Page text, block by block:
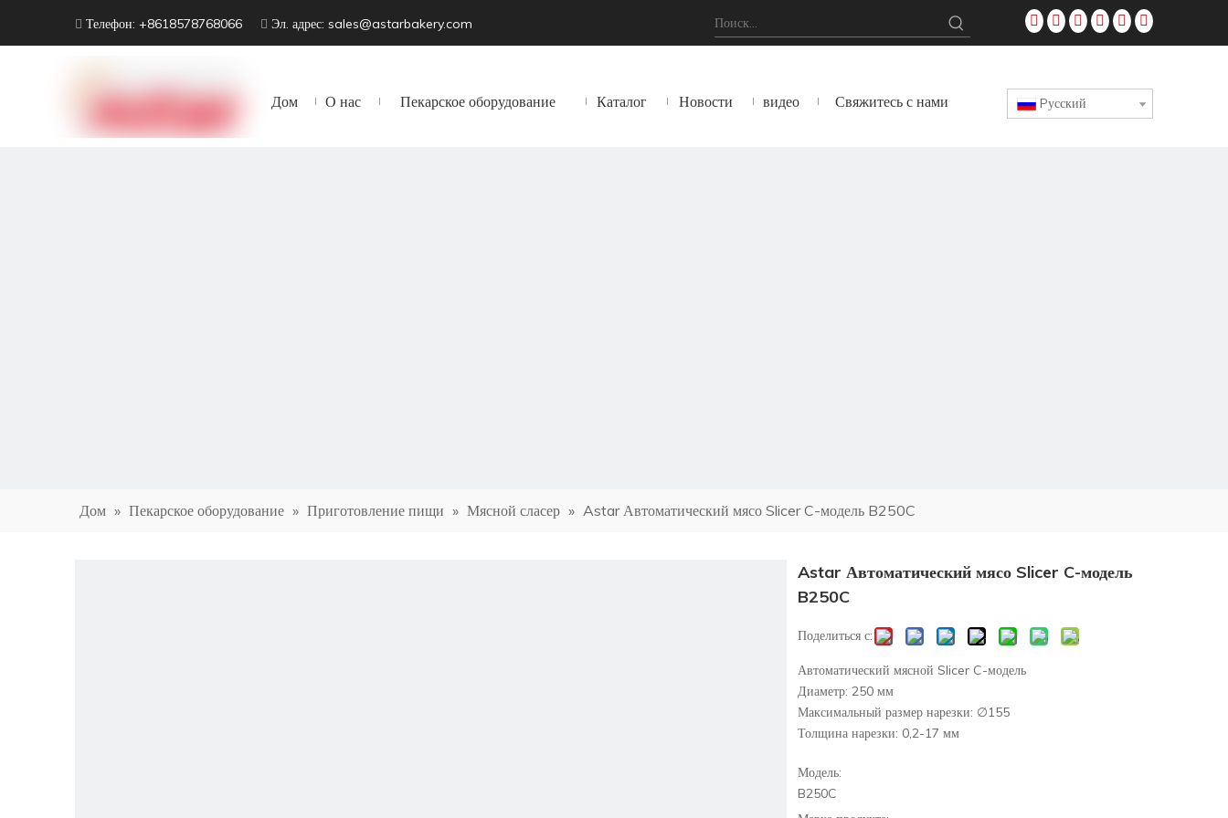
 Телефон: +8618578768066  Эл. адрес: sales@astarbakery.com
Дом О нас Пекарское оборудование Каталог Новости видео Свяжитесь с нами Pусский
Дом » Пекарское оборудование » Приготовление пищи » Мясной сласер » Astar Автоматический мясо Slicer C-модель B250C
Astar Автоматический мясо Slicer C-модель
B250C
Поделиться с:
Автоматический мясной Slicer C-модель
Диаметр: 250 мм
Максимальный размер нарезки: ∅155
Толщина нарезки: 0,2-17 мм
Модель:
B250C